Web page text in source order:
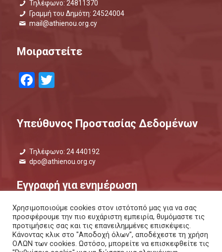
Τηλέφωνο: 24811370
Γραμμή του Δημότη: 24524004
mail@athienou.org.cy
Μοιραστείτε
Facebook
Twitter
Υπεύθυνος Προστασίας Δεδομένων
Τηλέφωνο: 24 440192
dpo@athienou.org.cy
Εγγραφή για ενημέρωση
Μάθετε τι συμβαίνει και μείνετε ενημερωμένοι.
ΕΝΗΜΕΡΩΤΙΚΟ ΔΕΛΤΙΟ | ΜΕΣΩ SMS
Χρησιμοποιούμε cookies στον ιστότοπό μας για να σας
προσφέρουμε την πιο ευχάριστη εμπειρία, θυμόμαστε τις
προτιμήσεις σας και τις επανειλημμένες επισκέψεις.
Κάνοντας κλικ στο "Αποδοχή όλων", αποδέχεστε τη χρήση
ΟΛΩΝ των cookies. Ωστόσο, μπορείτε να επισκεφθείτε τις